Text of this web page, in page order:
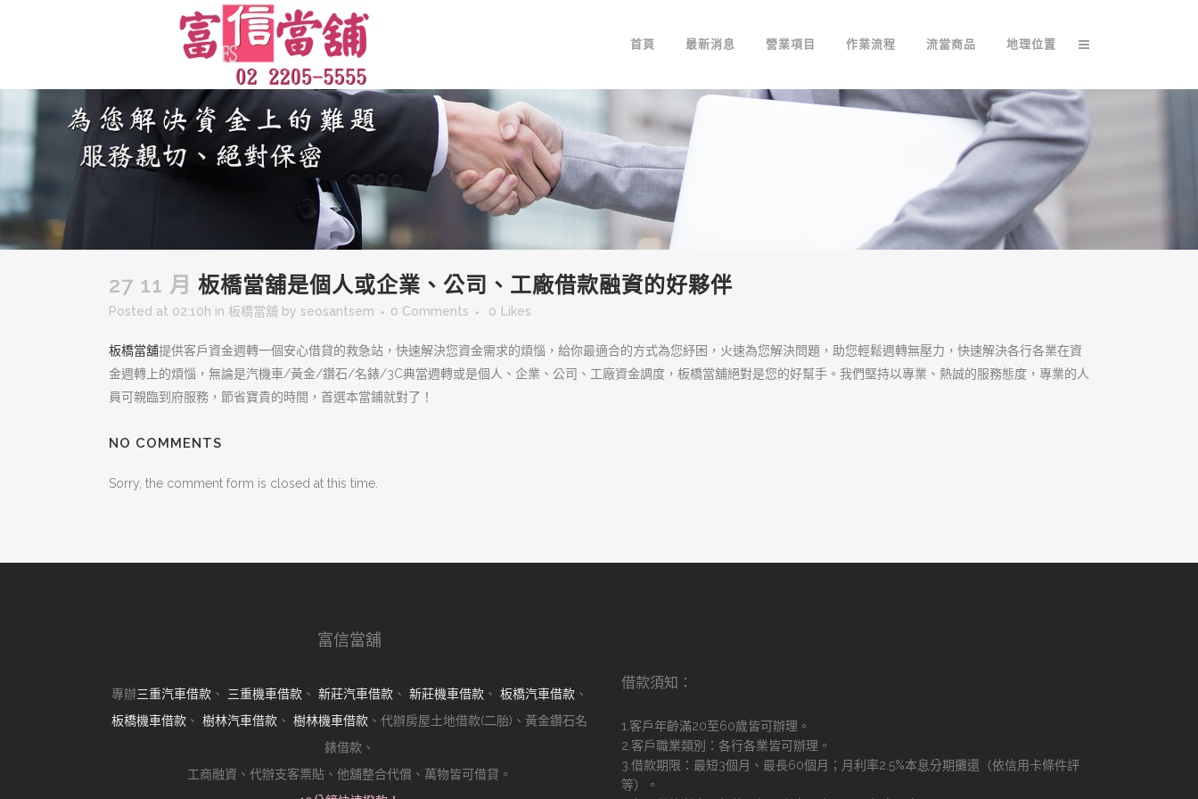
首頁 最新消息 營業項目 作業流程 流當商品 地理位置
27 11 月 板橋當舖是個人或企業、公司、工廠借款融資的好夥伴
Posted at 02:10h in 板橋當舖 by seosantsem 0 Comments 0 Likes
板橋當舖提供客戶資金週轉一個安心借貸的救急站，快速解決您資金需求的煩惱，給你最適合的方式為您紓困，火速為您解決問題，助您輕鬆週轉無壓力，快速解決各行各業在資
金週轉上的煩惱，無論是汽機車/黃金/鑽石/名錶/3C典當週轉或是個人、企業、公司、工廠資金調度，板橋當舖絕對是您的好幫手。我們堅持以專業、熱誠的服務態度，專業的人
員可親臨到府服務，節省寶貴的時間，首選本當鋪就對了！
NO COMMENTS
Sorry, the comment form is closed at this time.
富信當舖
專辦三重汽車借款 、 三重機車借款 、 新莊汽車借款 、 新莊機車借款 、 板橋汽車借款 、
板橋機車借款 、 樹林汽車借款 、 樹林機車借款 、代辦房屋土地借款(二胎)、黃金鑽石名
錶借款、
工商融資、代辦支客票貼、他舖整合代償、萬物皆可借貸。
借款須知：
1.客戶年齡滿20至60歲皆可辦理。
2.客戶職業類別：各行各業皆可辦理。
3.借款期限：最短3個月、最長60個月；月利率2.5%本息分期攤還（依信用卡條件評
等）。